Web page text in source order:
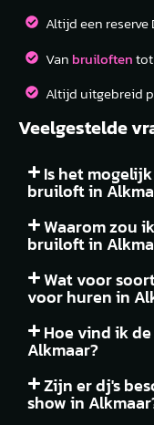
Altijd een reserve
Van bruiloftentot
Altijd uitgebreid
Veelgestelde
Is het
bruiloft in
Waarom zou
bruiloft in
Wat voor
voor huren in
Hoe vind ik
Alkmaar?
Zijn er dj's
show in